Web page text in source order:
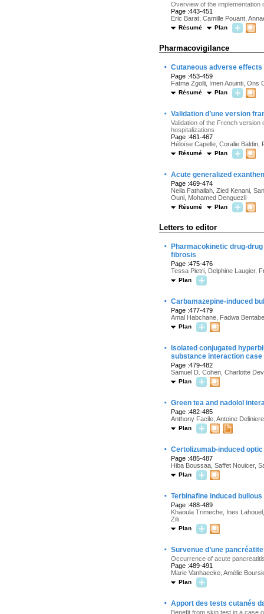
Overview of the
Page :443-451
Eric Barat, Camille Pouant,
Résumé Plan
Pharmacovigilance
· Cutaneous adverse
Page :453-459
Fatma Zgolli, Imen Aouinti, Ons
Résumé Plan
· Validation d’une version
Validation of the French version
hospitalizations
Page :461-467
Héloïse Capelle, Coralie Baldin,
Résumé Plan
· Acute generalized
Page :469-474
Neila Fathallah, Zied Kenani,
Ouni, Mohamed Denguezli
Résumé Plan
Letters to editor
·
Pharmacokinetic drug-
fibrosis
Page :475-476
Tessa Pietri, Delphine Laugier,
Plan
· Carbamazepine-induced
Page :477-479
Amal Habchane, Fadwa
Plan
·
Isolated conjugated
substance interaction case
Page :479-482
Samuel D. Cohen, Charlotte
Plan
· Green tea and nadolol
Page :482-485
Anthony Facile, Antoine
Plan
· Certolizumab-induced
Page :485-487
Hiba Boussaa, Saffet Nouicer,
Plan
· Terbinafine induced
Page :488-489
Khaoula Trimeche, Ines
Zili
Plan
· Survenue d’une
Occurrence of acute
Page :489-491
Marie Vanhaecke, Amélie
Plan
· Apport des tests cutanés
Benefit from skin test in a case